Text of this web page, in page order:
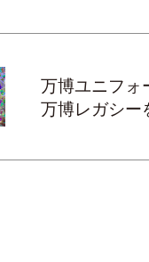
万博ユニフォ
万博レガシー